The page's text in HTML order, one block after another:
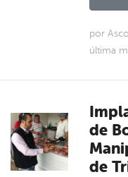
por
última
de
de